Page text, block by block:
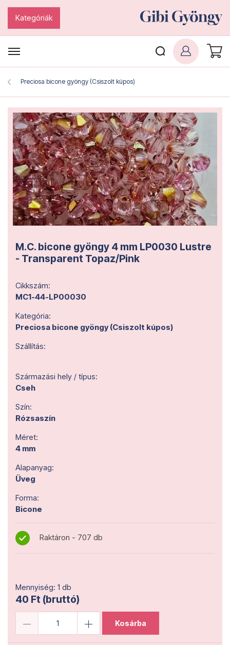
Kategóriák
Preciosa bicone gyöngy (Csiszolt kúpos)
M.C. bicone gyöngy 4 mm LP0030 Lustre
- Transparent Topaz/Pink
Cikkszám:
MC1-44-LP00030
Kategória:
Preciosa bicone gyöngy (Csiszolt kúpos)
Szállítás:
Származási hely / típus:
Cseh
Szín:
Rózsaszín
Méret:
4 mm
Alapanyag:
Üveg
Forma:
Bicone
Raktáron - 707 db
Mennyiség: 1 db
40 Ft (bruttó)
Kosárba